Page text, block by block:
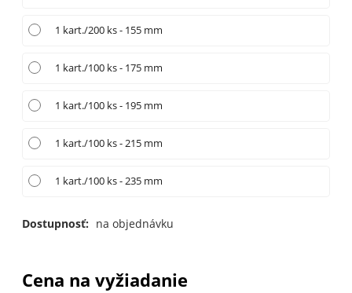
1 kart./200 ks - 155 mm
1 kart./100 ks - 175 mm
1 kart./100 ks - 195 mm
1 kart./100 ks - 215 mm
1 kart./100 ks - 235 mm
Dostupnosť: na objednávku
Cena na vyžiadanie